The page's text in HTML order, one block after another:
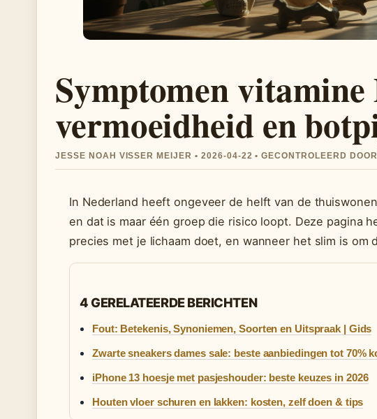
Symptomen
vermoeidheid en
JESSE NOAH VISSER MEIJER • 2026-04-22 • GECONTROLEERD
In Nederland heeft ongeveer de helft van de
en dat is maar één groep die risico loopt. Deze pagina
precies met je lichaam doet, en wanneer het slim is om
4 GERELATEERDE BERICHTEN
Fout: Betekenis, Synoniemen, Soorten en Uitspraak | Gids
Zwarte sneakers dames sale: beste aanbiedingen tot 70%
iPhone 13 hoesje met pasjeshouder: beste keuzes in 2026
Houten vloer schuren en lakken: kosten, zelf doen & tips